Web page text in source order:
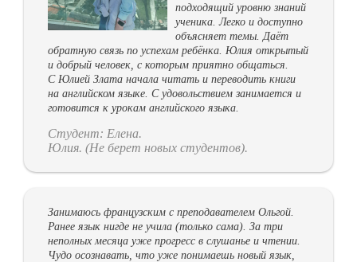
подходящий уровню знаний
ученика. Легко и доступно
объясняет темы. Даёт
обратную связь по успехам ребёнка. Юлия открытый
и добрый человек, с которым приятно общаться.
С Юлией Злата начала читать и переводить книги
на английском языке. С удовольствием занимается и
готовится к урокам английского языка.
Студент: Елена.
Юлия. (Не берет новых студентов).
Занимаюсь французским с преподавателем Ольгой.
Ранее язык нигде не учила (только сама). За три
неполных месяца уже прогресс в слушанье и чтении.
Чудо осознавать, что уже понимаешь новый язык,